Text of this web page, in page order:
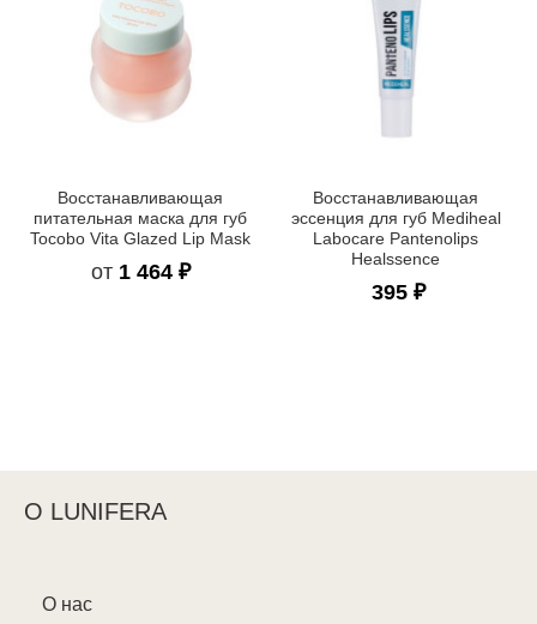
Восстанавливающая
питательная маска для губ
Tocobo Vita Glazed Lip Mask
от 1 464 ₽
Восстанавливающая
эссенция для губ Mediheal
Labocare Pantenolips
Healssence
395 ₽
О LUNIFERA
О нас